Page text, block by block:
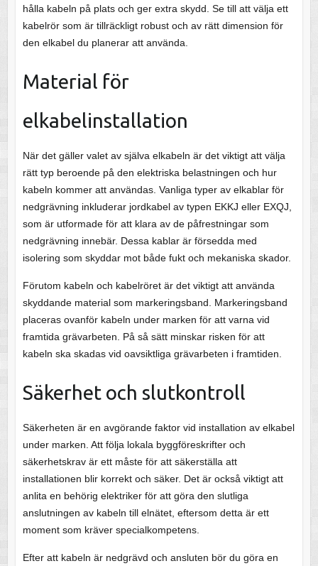
hålla kabeln på plats och ger extra skydd. Se till att välja ett
kabelrör som är tillräckligt robust och av rätt dimension för
den elkabel du planerar att använda.
Material för
elkabelinstallation
När det gäller valet av själva elkabeln är det viktigt att välja
rätt typ beroende på den elektriska belastningen och hur
kabeln kommer att användas. Vanliga typer av elkablar för
nedgrävning inkluderar jordkabel av typen EKKJ eller EXQJ,
som är utformade för att klara av de påfrestningar som
nedgrävning innebär. Dessa kablar är försedda med
isolering som skyddar mot både fukt och mekaniska skador.
Förutom kabeln och kabelröret är det viktigt att använda
skyddande material som markeringsband. Markeringsband
placeras ovanför kabeln under marken för att varna vid
framtida grävarbeten. På så sätt minskar risken för att
kabeln ska skadas vid oavsiktliga grävarbeten i framtiden.
Säkerhet och slutkontroll
Säkerheten är en avgörande faktor vid installation av elkabel
under marken. Att följa lokala byggföreskrifter och
säkerhetskrav är ett måste för att säkerställa att
installationen blir korrekt och säker. Det är också viktigt att
anlita en behörig elektriker för att göra den slutliga
anslutningen av kabeln till elnätet, eftersom detta är ett
moment som kräver specialkompetens.
Efter att kabeln är nedgrävd och ansluten bör du göra en